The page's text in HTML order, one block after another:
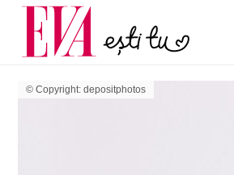
© Copyright: depositphotos
Carieră
Actualitate